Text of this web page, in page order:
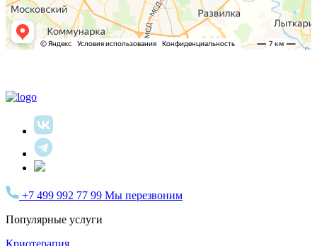
+7 499 992 77 99 Мы перезвоним
Популярные услуги
Криотерапия